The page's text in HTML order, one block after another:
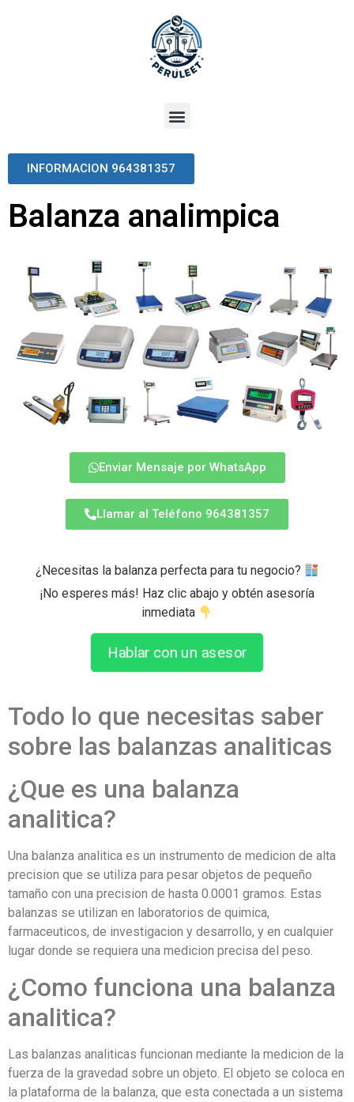
INFORMACION 964381357
Balanza analimpica
Enviar Mensaje por WhatsApp
Llamar al Teléfono 964381357
¿Necesitas la balanza perfecta para tu negocio?
¡No esperes más! Haz clic abajo y obtén asesoría
inmediata
Hablar con un asesor
Todo lo que necesitas saber
sobre las balanzas analiticas
¿Que es una balanza
analitica?
Una balanza analitica es un instrumento de medicion de alta
precision que se utiliza para pesar objetos de pequeño
tamaño con una precision de hasta 0.0001 gramos. Estas
balanzas se utilizan en laboratorios de quimica,
farmaceuticos, de investigacion y desarrollo, y en cualquier
lugar donde se requiera una medicion precisa del peso.
¿Como funciona una balanza
analitica?
Las balanzas analiticas funcionan mediante la medicion de la
fuerza de la gravedad sobre un objeto. El objeto se coloca en
la plataforma de la balanza, que esta conectada a un sistema